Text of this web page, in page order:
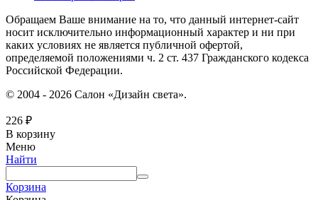
Обращаем Ваше внимание на то, что данный интернет-сайт
носит исключительно информационный характер и ни при
каких условиях не является публичной офертой,
определяемой положениями ч. 2 ст. 437 Гражданского кодекса
Российской Федерации.
© 2004 - 2026 Салон «Дизайн света».
226 ₽
В корзину
Меню
Найти
Корзина